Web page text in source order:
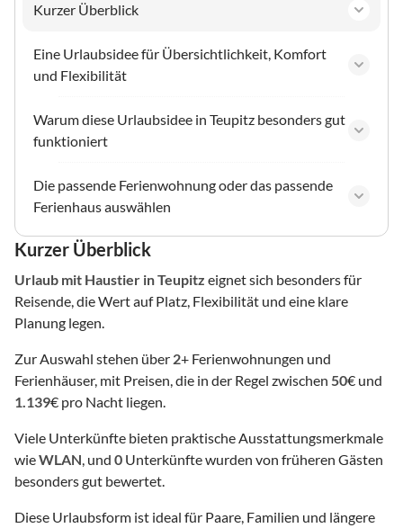
Kurzer Überblick
Eine Urlaubsidee für Übersichtlichkeit, Komfort
und Flexibilität
Warum diese Urlaubsidee in Teupitz besonders gut
funktioniert
Die passende Ferienwohnung oder das passende
Ferienhaus auswählen
Kurzer Überblick
Urlaub mit Haustier in Teupitz eignet sich besonders für
Reisende, die Wert auf Platz, Flexibilität und eine klare
Planung legen.
Zur Auswahl stehen über 2+ Ferienwohnungen und
Ferienhäuser, mit Preisen, die in der Regel zwischen 50€ und
1.139€ pro Nacht liegen.
Viele Unterkünfte bieten praktische Ausstattungsmerkmale
wieWLAN, und 0 Unterkünfte wurden von früheren Gästen
besonders gut bewertet.
Diese Urlaubsform ist ideal für Paare, Familien und längere